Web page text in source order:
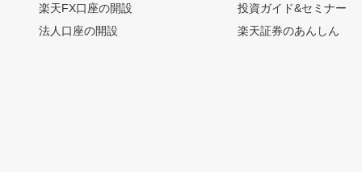
楽天FX口座の開設
法人口座の開設
投資ガイド&セミナー
楽天証券のあんしん